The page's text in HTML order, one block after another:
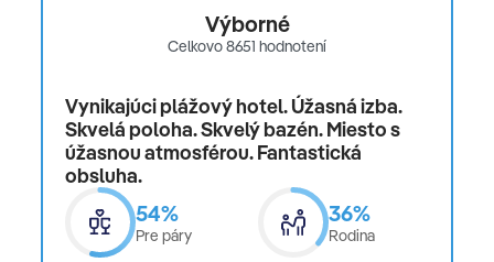
Výborné
Celkovo 8651 hodnotení
Vynikajúci plážový hotel. Úžasná izba.
Skvelá poloha. Skvelý bazén. Miesto s
úžasnou atmosférou. Fantastická
obsluha.
54%
Pre páry
36%
Rodina